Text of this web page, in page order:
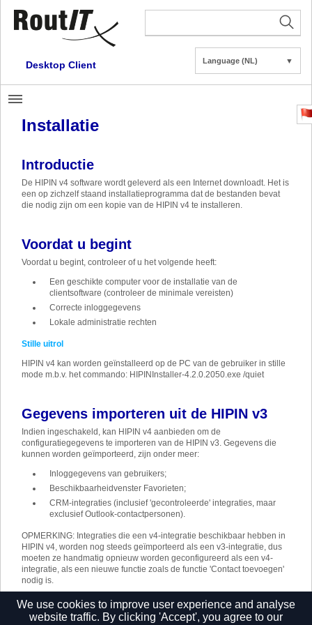
Desktop Client Language (NL) ▼
Installatie
Introductie
De HIPIN v4 software wordt geleverd als een Internet downloadt. Het is
een op zichzelf staand installatieprogramma dat de bestanden bevat
die nodig zijn om een kopie van de HIPIN v4 te installeren.
Voordat u begint
Voordat u begint, controleer of u het volgende heeft:
Een geschikte computer voor de installatie van de
clientsoftware (controleer de minimale vereisten)
Correcte inloggegevens
Lokale administratie rechten
Stille uitrol
HIPIN v4 kan worden geïnstalleerd op de PC van de gebruiker in stille
mode m.b.v. het commando: HIPINInstaller-4.2.0.2050.exe /quiet
Gegevens importeren uit de HIPIN v3
Indien ingeschakeld, kan HIPIN v4 aanbieden om de
configuratiegegevens te importeren van de HIPIN v3. Gegevens die
kunnen worden geïmporteerd, zijn onder meer:
Inloggegevens van gebruikers;
Beschikbaarheidvenster Favorieten;
CRM-integraties (inclusief 'gecontroleerde' integraties, maar
exclusief Outlook-contactpersonen).
OPMERKING: Integraties die een v4-integratie beschikbaar hebben in
HIPIN v4, worden nog steeds geïmporteerd als een v3-integratie, dus
moeten ze handmatig opnieuw worden geconfigureerd als een v4-
integratie, als een nieuwe functie zoals de functie 'Contact toevoegen'
nodig is.
Het importproces vindt plaats bij de eerste aanmelding. Raadpleeg
'Welkom en aanmelden' voor de gedetailleerde stappen.
We use cookies to improve user experience and analyse
website traffic. By clicking 'Accept', you agree to our